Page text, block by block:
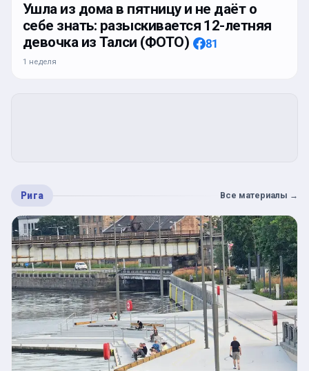
Ушла из дома в пятницу и не даёт о
себе знать: разыскивается 12-летняя
девочка из Талси (ФОТО)
81
1 неделя
Рига Все материалы →